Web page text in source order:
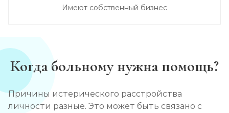
Имеют собственный бизнес
Когда больному нужна помощь?
Причины истерического расстройства
личности разные. Это может быть связано с